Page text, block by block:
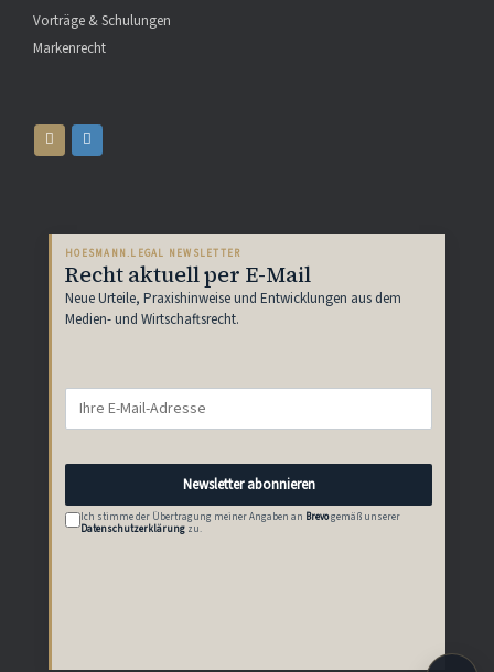
Vorträge & Schulungen
Markenrecht
HOESMANN.LEGAL NEWSLETTER
Recht aktuell per E-Mail
Neue Urteile, Praxishinweise und Entwicklungen aus dem
Medien- und Wirtschaftsrecht.
Newsletter abonnieren
Ich stimme der Übertragung meiner Angaben an Brevogemäß unserer
Datenschutzerklärung zu.